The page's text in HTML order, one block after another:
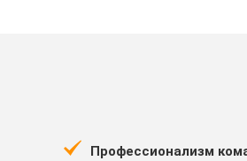
Профессионализм